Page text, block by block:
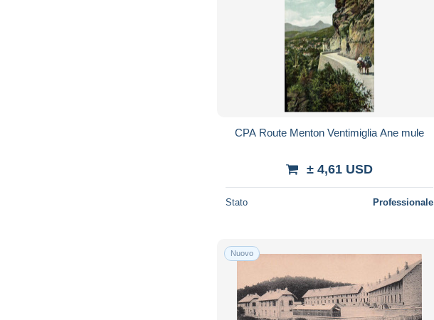
CPA Route Menton Ventimiglia Ane mule
± 4,61 USD
Stato Professionale
Nuovo